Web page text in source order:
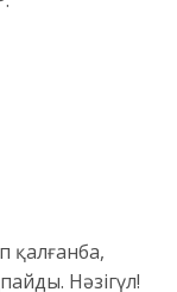
қалғанба,
Нәзігүл!